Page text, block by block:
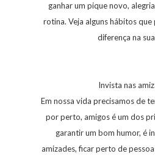
ganhar um pique novo,
rotina. Veja alguns hábitos
diferença na
Invista nas
Em nossa vida precisamos de
por perto, amigos é um dos
garantir um bom humor, é
amizades, ficar perto de